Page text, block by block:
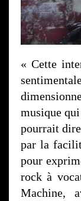
« Cette
musique
pourrait
par la
pour
rock à
Machine,